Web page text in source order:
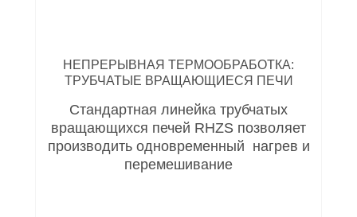
НЕПРЕРЫВНАЯ ТЕРМООБРАБОТКА:
ТРУБЧАТЫЕ ВРАЩАЮЩИЕСЯ ПЕЧИ
Стандартная линейка трубчатых
вращающихся печей RHZS позволяет
производить одновременный нагрев и
перемешивание